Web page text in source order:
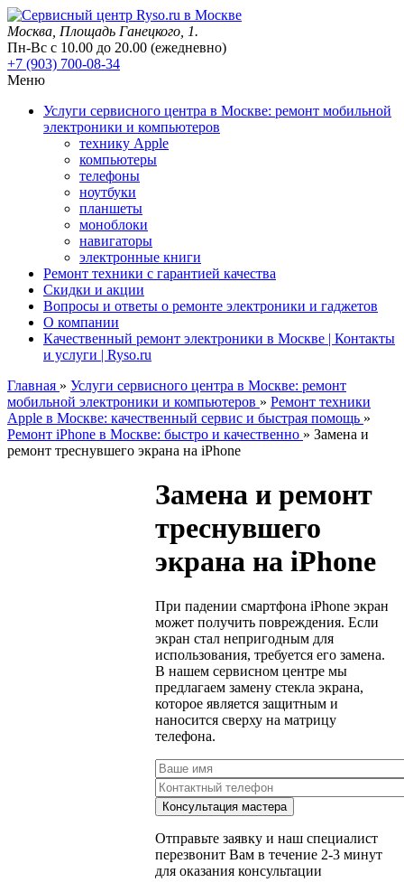
Москва , Площадь Ганецкого, 1.
Пн-Вс с 10.00 до 20.00 (ежедневно)
+7 (903) 700-08-34
Меню
Услуги сервисного центра в Москве: ремонт мобильной
электроники и компьютеров
технику Apple
компьютеры
телефоны
ноутбуки
планшеты
моноблоки
навигаторы
электронные книги
Ремонт техники с гарантией качества
Скидки и акции
Вопросы и ответы о ремонте электроники и гаджетов
О компании
Качественный ремонт электроники в Москве | Контакты
и услуги | Ryso.ru
Главная » Услуги сервисного центра в Москве: ремонт
мобильной электроники и компьютеров » Ремонт техники
Apple в Москве: качественный сервис и быстрая помощь »
Ремонт iPhone в Москве: быстро и качественно » Замена и
ремонт треснувшего экрана на iPhone
Замена и ремонт
треснувшего
экрана на iPhone
При падении смартфона iPhone экран
может получить повреждения. Если
экран стал непригодным для
использования, требуется его замена.
В нашем сервисном центре мы
предлагаем замену стекла экрана,
которое является защитным и
наносится сверху на матрицу
телефона.
Отправьте заявку и наш специалист
перезвонит Вам в течение 2-3 минут
для оказания консультации